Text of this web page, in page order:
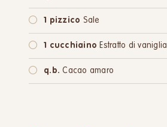
1 pizzico Sale
1 cucchiaino Estratto di vaniglia
q.b. Cacao amaro